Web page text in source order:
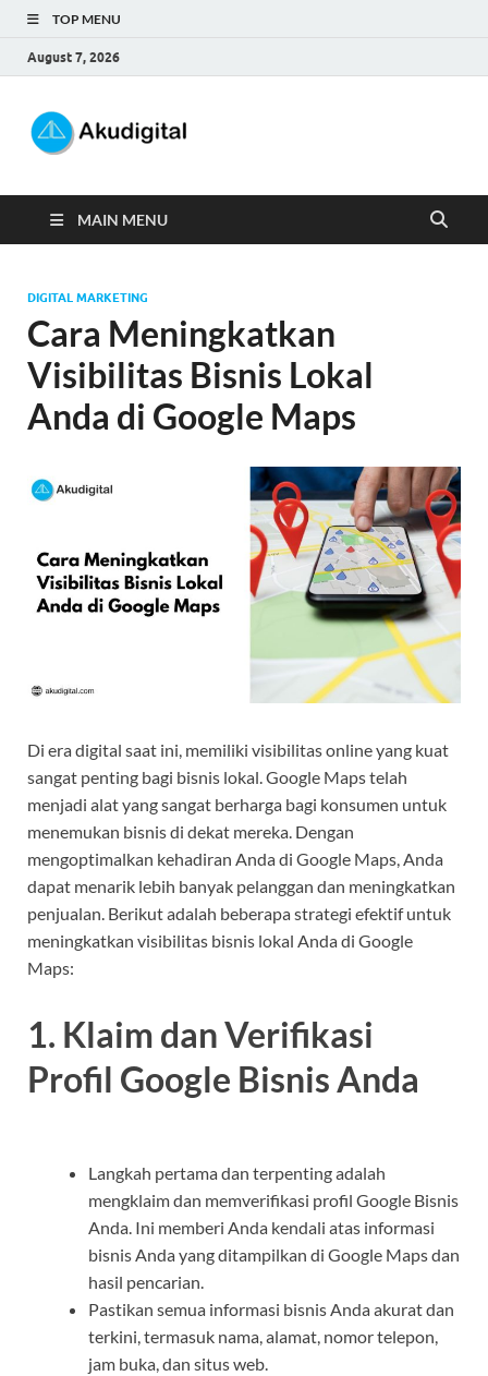
TOP MENU
August 7, 2026
MAIN MENU
DIGITAL MARKETING
Cara Meningkatkan
Visibilitas Bisnis Lokal
Anda di Google Maps
Di era digital saat ini, memiliki visibilitas online yang kuat
sangat penting bagi bisnis lokal. Google Maps telah
menjadi alat yang sangat berharga bagi konsumen untuk
menemukan bisnis di dekat mereka. Dengan
mengoptimalkan kehadiran Anda di Google Maps, Anda
dapat menarik lebih banyak pelanggan dan meningkatkan
penjualan. Berikut adalah beberapa strategi efektif untuk
meningkatkan visibilitas bisnis lokal Anda di Google
Maps:
1. Klaim dan Verifikasi
Profil Google Bisnis Anda
Langkah pertama dan terpenting adalah
mengklaim dan memverifikasi profil Google Bisnis
Anda. Ini memberi Anda kendali atas informasi
bisnis Anda yang ditampilkan di Google Maps dan
hasil pencarian.
Pastikan semua informasi bisnis Anda akurat dan
terkini, termasuk nama, alamat, nomor telepon,
jam buka, dan situs web.